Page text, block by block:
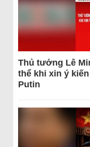
Thủ tướng Lê
thể khi xin ý
Putin